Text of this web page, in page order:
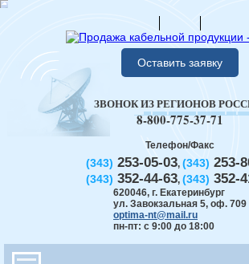
Оставить заявку
Телефон/Факс
(343) 253-05-03, (343) 253-
(343) 352-44-63, (343) 352-
620046, г. Екатеринбург
ул. Завокзальная 5, оф. 709
optima-nt@mail.ru
пн-пт: с 9:00 до 18:00
ЗВОНОК ИЗ РЕГИОНОВ
8-800-775-37-71